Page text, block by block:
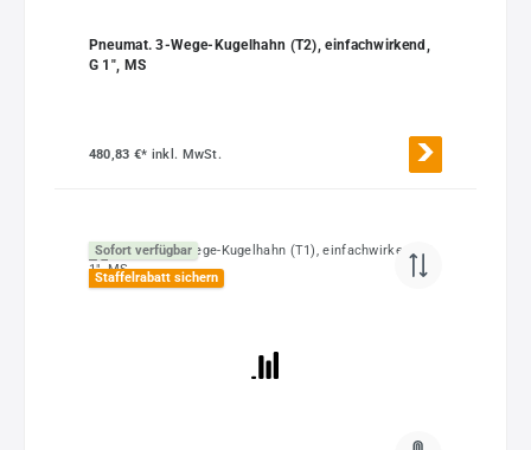
Pneumat. 3-Wege-Kugelhahn (T2), einfachwirkend,
G 1", MS
480,83 €* inkl. MwSt.
Sofort verfügbar
Staffelrabatt sichern